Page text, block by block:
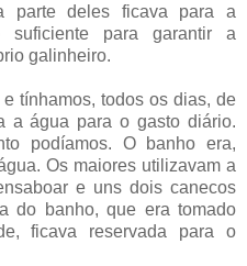
parte deles ficava para a
para garantir a
galinheiro.
tínhamos, todos os dias, de
a água para o gasto diário.
podíamos. O banho era,
Os maiores utilizavam a
e uns dois canecos
do banho, que era tomado
ficava reservada para o